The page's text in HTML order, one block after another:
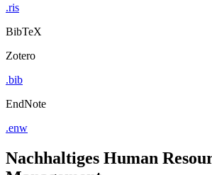
.ris
BibTeX
Zotero
.bib
EndNote
.enw
Nachhaltiges Human